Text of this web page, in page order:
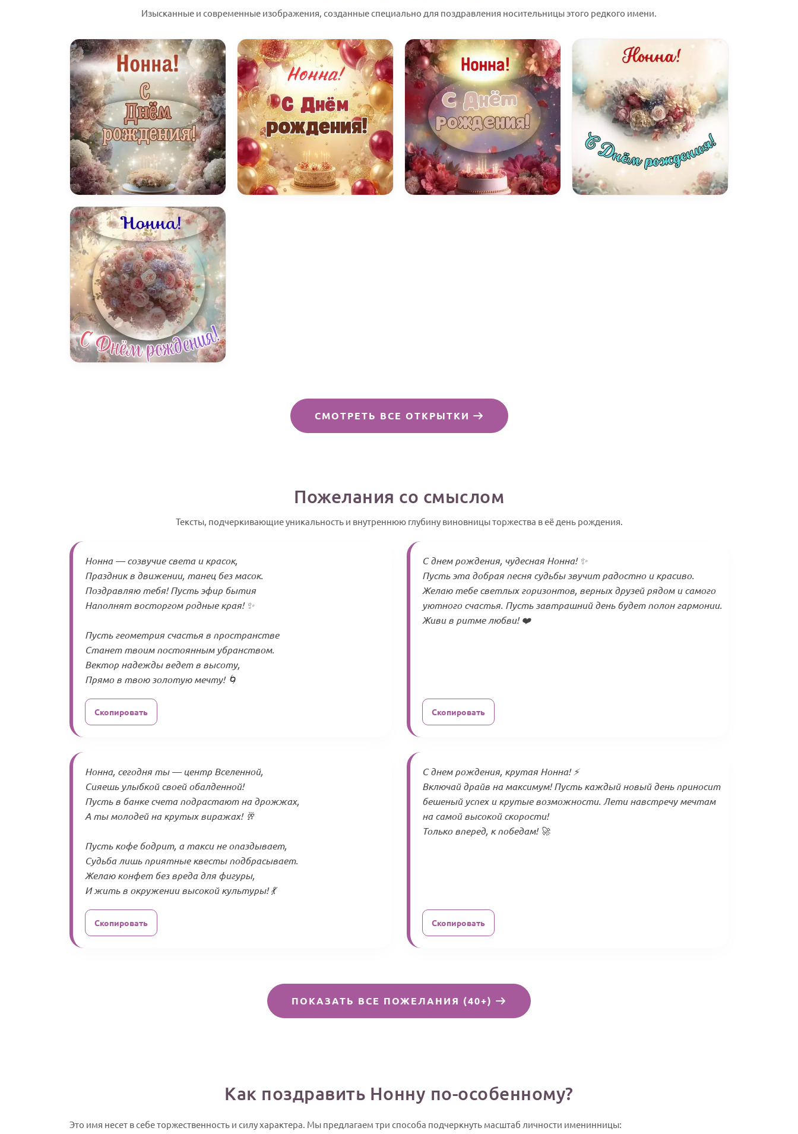
Изысканные и современные изображения, созданные специально для поздравления носительницы этого редкого имени.
СМОТРЕТЬ ВСЕ ОТКРЫТКИ
Пожелания со смыслом
Тексты, подчеркивающие уникальность и внутреннюю глубину виновницы торжества в её день рождения.
Нонна — созвучие света и красок,
Праздник в движении, танец без масок.
Поздравляю тебя! Пусть эфир бытия
Наполнят восторгом родные края! ✨
Пусть геометрия счастья в пространстве
Станет твоим постоянным убранством.
Вектор надежды ведет в высоту,
Прямо в твою золотую мечту! 🌀
Скопировать
С днем рождения, чудесная Нонна! ✨
Пусть эта добрая песня судьбы звучит радостно и красиво.
Желаю тебе светлых горизонтов, верных друзей рядом и самого
уютного счастья. Пусть завтрашний день будет полон гармонии.
Живи в ритме любви! ❤️
Скопировать
Нонна, сегодня ты — центр Вселенной,
Сияешь улыбкой своей обалденной!
Пусть в банке счета подрастают на дрожжах,
А ты молодей на крутых виражах! 🥂
Пусть кофе бодрит, а такси не опаздывает,
Судьба лишь приятные квесты подбрасывает.
Желаю конфет без вреда для фигуры,
И жить в окружении высокой культуры! 💃
Скопировать
С днем рождения, крутая Нонна! ⚡️
Включай драйв на максимум! Пусть каждый новый день приносит
бешеный успех и крутые возможности. Лети навстречу мечтам
на самой высокой скорости!
Только вперед, к победам! 🚀
Скопировать
ПОКАЗАТЬ ВСЕ ПОЖЕЛАНИЯ (40+)
Как поздравить Нонну по-особенному?
Это имя несет в себе торжественность и силу характера. Мы предлагаем три способа подчеркнуть масштаб личности именинницы: